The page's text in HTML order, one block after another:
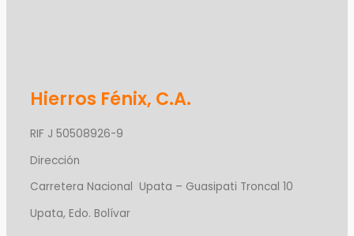
Hierros Fénix, C.A.
RIF J 50508926-9
Dirección
Carretera Nacional Upata – Guasipati Troncal 10
Upata, Edo. Bolívar